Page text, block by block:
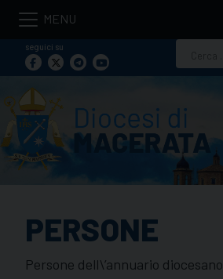
Skip
contentseguici su
per:
PERSONE
Persone dell\’annuario diocesano